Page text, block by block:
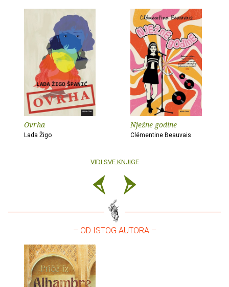
Ovrha
Lada Žigo
Nježne godine
Clémentine Beauvais
VIDI SVE KNJIGE
– OD ISTOG AUTORA –